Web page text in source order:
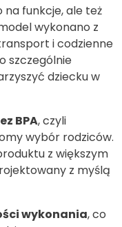
na funkcje, ale też
wykonano z
i codzienne
szczególnie
dziecku w
BPA, czyli
wybór rodziców.
z większym
z myślą
wykonania, co